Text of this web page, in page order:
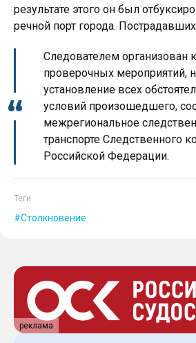
результате этого он был
речной порт города. Пострадавших
Следователем организован
проверочных мероприятий,
установление всех
условий произошедшего,
межрегиональное
транспорте Следственного
Российской Федерации.
Теги
Столкновение
реклама